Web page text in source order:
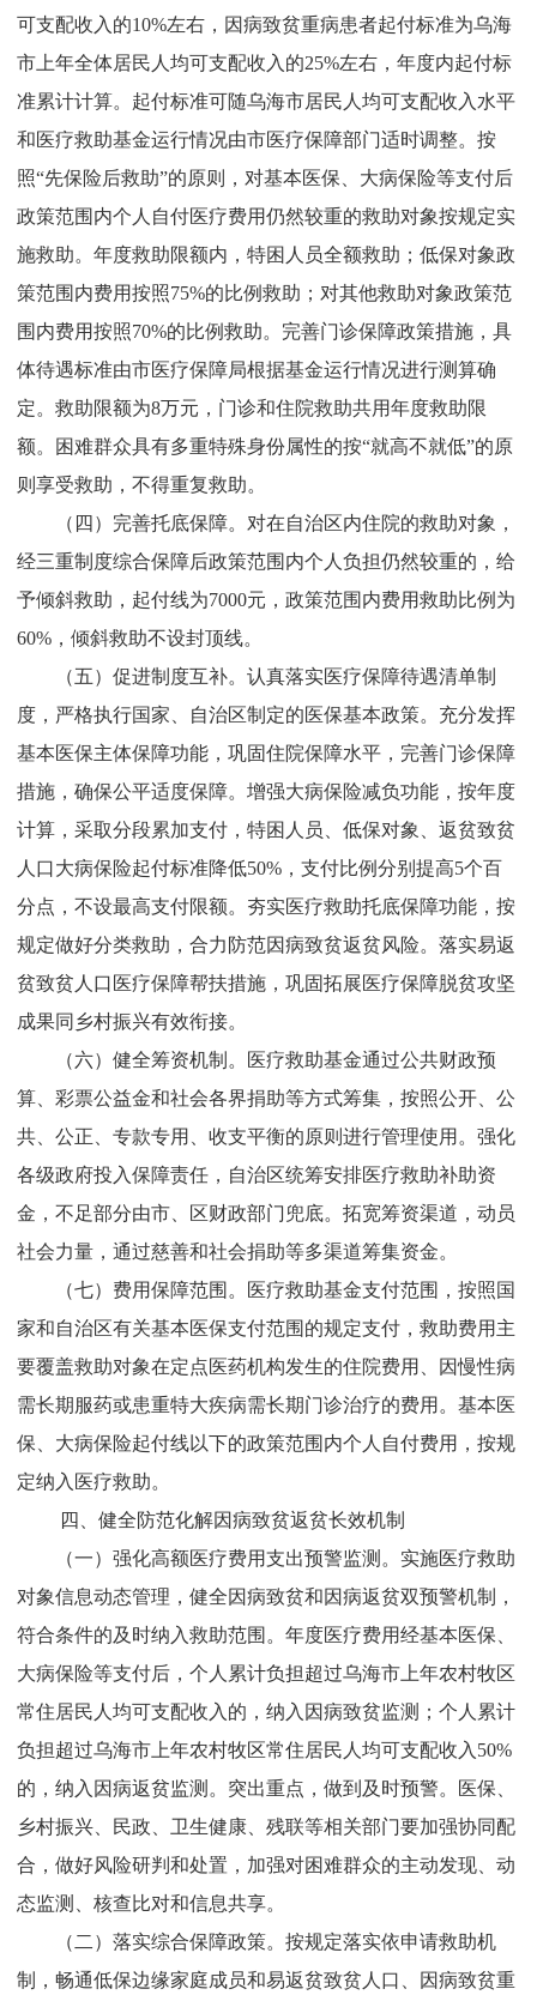
可支配收入的10%左右，因病致贫重病患者起付标准为乌海
市上年全体居民人均可支配收入的25%左右，年度内起付标
准累计计算。起付标准可随乌海市居民人均可支配收入水平
和医疗救助基金运行情况由市医疗保障部门适时调整。按
照“先保险后救助”的原则，对基本医保、大病保险等支付后
政策范围内个人自付医疗费用仍然较重的救助对象按规定实
施救助。年度救助限额内，特困人员全额救助；低保对象政
策范围内费用按照75%的比例救助；对其他救助对象政策范
围内费用按照70%的比例救助。完善门诊保障政策措施，具
体待遇标准由市医疗保障局根据基金运行情况进行测算确
定。救助限额为8万元，门诊和住院救助共用年度救助限
额。困难群众具有多重特殊身份属性的按“就高不就低”的原
则享受救助，不得重复救助。
（四）完善托底保障。 对在自治区内住院的救助对象，
经三重制度综合保障后政策范围内个人负担仍然较重的，给
予倾斜救助，起付线为7000元，政策范围内费用救助比例为
60% ，倾斜救助不设封顶线。
（五）促进制度互补。认真落实医疗保障待遇清单制
度，严格执行国家、自治区制定的医保基本政策。充分发挥
基本医保主体保障功能，巩固住院保障水平，完善门诊保障
措施，确保公平适度保障。增强大病保险减负功能，按年度
计算，采取分段累加支付，特困人员、低保对象、返贫致贫
人口大病保险起付标准降低50% ，支付比例分别提高5个百
分点，不设最高支付限额。夯实医疗救助托底保障功能，按
规定做好分类救助，合力防范因病致贫返贫风险。落实易返
贫致贫人口医疗保障帮扶措施，巩固拓展医疗保障脱贫攻坚
成果同乡村振兴有效衔接。
（六）健全筹资机制。 医疗救助基金通过公共财政预
算、彩票公益金和社会各界捐助等方式筹集，按照公开、公
共、公正、专款专用、收支平衡的原则进行管理使用。强化
各级政府投入保障责任，自治区统筹安排医疗救助补助资
金，不足部分由市、区财政部门 兜底。拓宽筹资渠道，动员
社会力量，通过慈善和社会捐助等多渠道筹集资金。
（七）费用保障范围。 医疗救助基金支付范围，按照国
家和自治区有关基本医保支付范围的规定支付，救助费用主
要覆盖救助对象在定点医药机构发生的住院费用、因慢性病
需长期服药或患重特大疾病需长期门诊治疗的费用。基本医
保、大病保险起付线以下的政策范围内个人自付费用，按规
定纳入医疗救助。
四、健全防范化解因病致贫返贫长效机制
（一）强化高额医疗费用支出预警监测。 实施医疗救助
对象信息动态管理，健全因病致贫和因病返贫双预警机制，
符合条件的及时纳入救助范围。年度医疗费用经基本医保、
大病保险等支付后，个人累计负担超过乌海市上年农村牧区
常住居民人均可支配收入的，纳入因病致贫监测；个人累计
负担超过乌海市上年农村牧区常住居民人均可支配收入 50%
的，纳入因病返贫监测。突出重点，做到及时预警。医保、
乡村振兴、民政、卫生健康、残联等相关部门要加强协同配
合，做好风险研判和处置，加强对困难群众的主动发现、动
态监测、核查比对和信息共享。
（二）落实综合保障政策。按规定落实依申请救助机
制，畅通低保边缘家庭成员和易返贫致贫人口、因病致贫重